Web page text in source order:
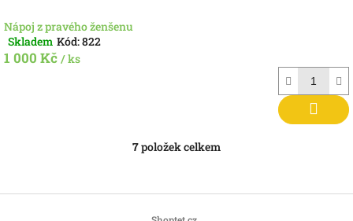
Nápoj z pravého ženšenu
Průměrné
hodnocení
Skladem Kód:822
1 000 Kč / ks
O
á
d
7položek celkem